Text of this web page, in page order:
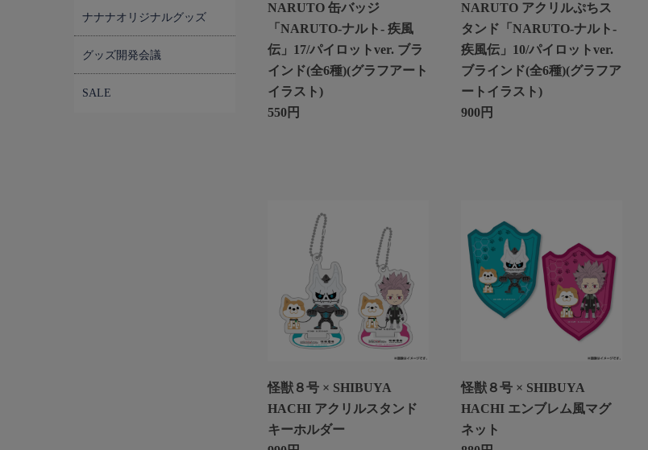
ナナナオリジナルグッズ
グッズ開発会議
SALE
NARUTO 缶バッジ
「NARUTO-ナルト- 疾風
伝」17/パイロットver. ブラ
インド(全6種)(グラフアート
イラスト)
550円
NARUTO アクリルぷちス
タンド「NARUTO-ナルト-
疾風伝」10/パイロットver.
ブラインド(全6種)(グラフア
ートイラスト)
900円
怪獣８号 × SHIBUYA
HACHI アクリルスタンド
キーホルダー
怪獣８号 × SHIBUYA
HACHI エンブレム風マグ
ネット